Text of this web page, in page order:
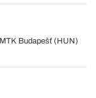
MTK Budapešť (HUN)